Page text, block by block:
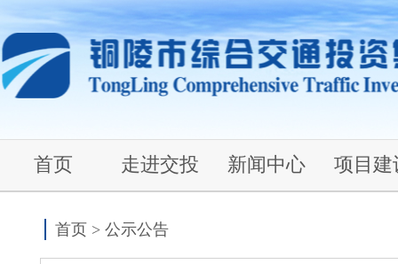
首页 走进交投 新闻中心 项目建
首页 > 公示公告